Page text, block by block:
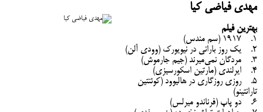
مهدی فیاضی کیا
بهترین فیلم‌
1. 1917 (سم مندس)
2. یک روز بارانی در نیویورک (وودی آلن)
3. مردگان نمی‌میرند (جیم جارموش)
4. ایرلندی (مارتین اسکورسیزی)
5. روزی روزگاری در هالیوود (کوئنتین
تارانتینو)
6. دو پاپ (فرناندو میرلس)